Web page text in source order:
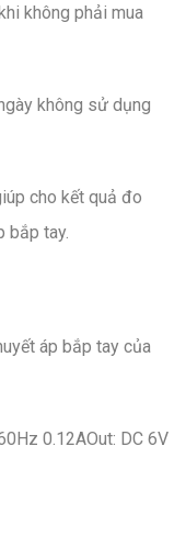
không phải mua
không sử dụng
cho kết quả đo
bắp tay.
áp bắp tay của
0.12AOut: DC 6V